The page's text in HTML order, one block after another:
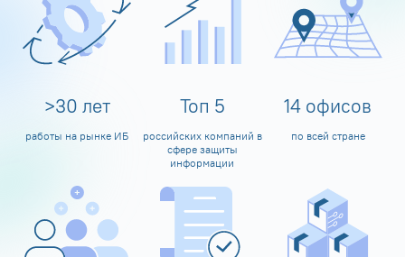
>30 лет
работы на рынке ИБ
Топ 5
российских компаний в
сфере защиты
информации
14 офисов
по всей стране